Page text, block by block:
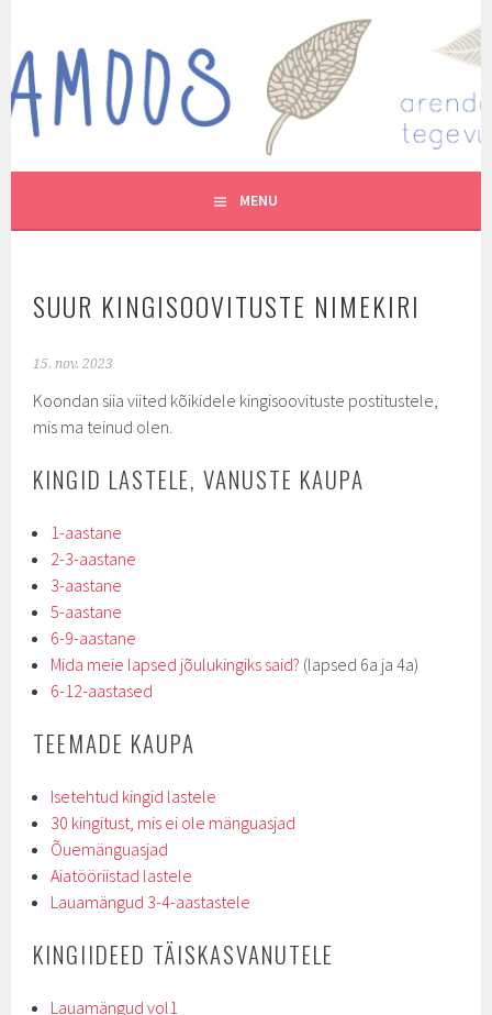
content
MUTUKAMOOS
ARENDAVAID TEGEVUSI LASTEGA
MENU
SUUR KINGISOOVITUSTE NIMEKIRI
15. nov. 2023
Koondan siia viited kõikidele kingisoovituste postitustele,
mis ma teinud olen.
KINGID LASTELE, VANUSTE KAUPA
1-aastane
2-3-aastane
3-aastane
5-aastane
6-9-aastane
Mida meie lapsed jõulukingiks said? (lapsed 6a ja 4a)
6-12-aastased
TEEMADE KAUPA
Isetehtud kingid lastele
30 kingitust, mis ei ole mänguasjad
Õuemänguasjad
Aiatööriistad lastele
Lauamängud 3-4-aastastele
KINGIIDEED TÄISKASVANUTELE
Lauamängud vol1